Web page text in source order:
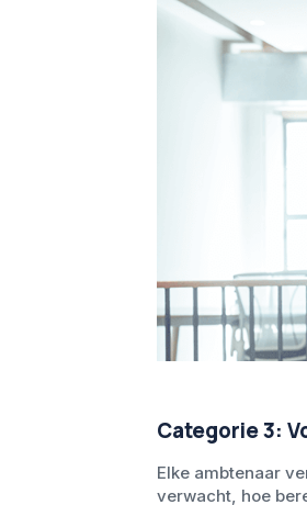
Categorie 3:
Elke ambtenaar
verwacht, hoe